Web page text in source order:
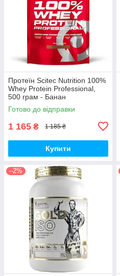
Протеїн Scitec Nutrition 100%
Whey Protein Professional,
500 грам - Банан
Готово до відправки
1 165 ₴ 1 185 ₴
Купити
–2%